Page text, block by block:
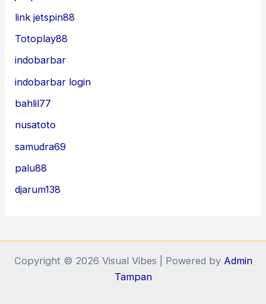
link jetspin88
Totoplay88
indobarbar
indobarbar login
bahlil77
nusatoto
samudra69
palu88
djarum138
Copyright © 2026 Visual Vibes | Powered by Admin
Tampan